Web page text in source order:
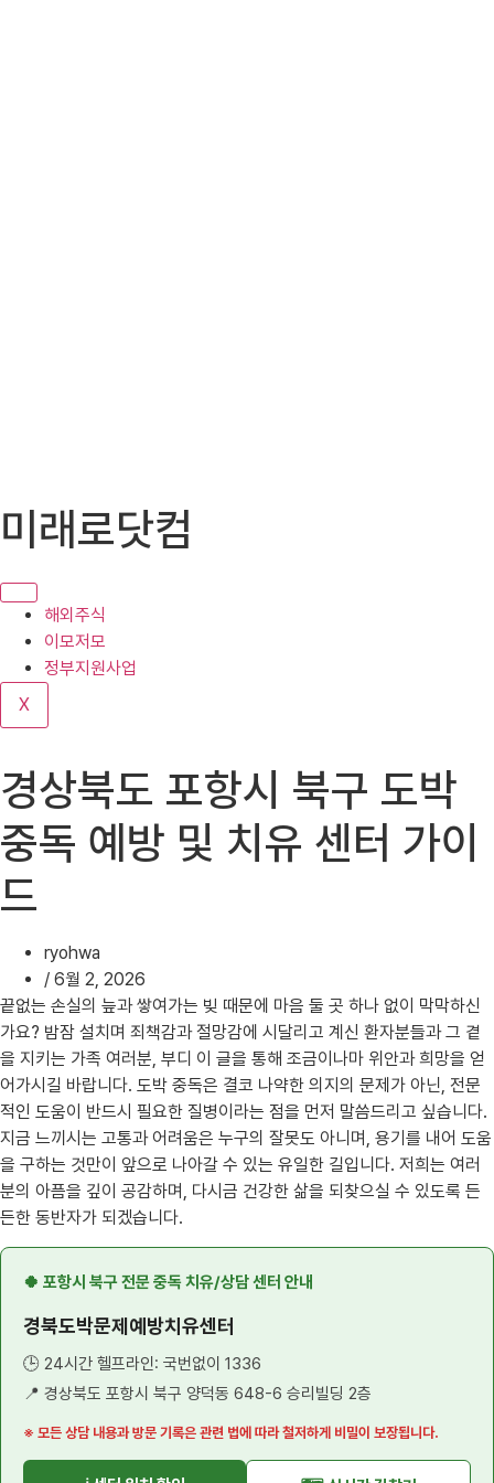
텐
로
기
미래로닷컴
해외주식
이모저모
정부지원사업
X
경상북도 포항시 북구 도박
중독 예방 및 치유 센터 가이
드
ryohwa
/ 6월 2, 2026
끝없는 손실의 늪과 쌓여가는 빚 때문에 마음 둘 곳 하나 없이 막막하신
가요? 밤잠 설치며 죄책감과 절망감에 시달리고 계신 환자분들과 그 곁
을 지키는 가족 여러분, 부디 이 글을 통해 조금이나마 위안과 희망을 얻
어가시길 바랍니다. 도박 중독은 결코 나약한 의지의 문제가 아닌, 전문
적인 도움이 반드시 필요한 질병이라는 점을 먼저 말씀드리고 싶습니다.
지금 느끼시는 고통과 어려움은 누구의 잘못도 아니며, 용기를 내어 도움
을 구하는 것만이 앞으로 나아갈 수 있는 유일한 길입니다. 저희는 여러
분의 아픔을 깊이 공감하며, 다시금 건강한 삶을 되찾으실 수 있도록 든
든한 동반자가 되겠습니다.
🍀 포항시 북구 전문 중독 치유/상담 센터 안내
경북도박문제예방치유센터
🕒 24시간 헬프라인: 국번없이 1336
📍 경상북도 포항시 북구 양덕동 648-6 승리빌딩 2층
※ 모든 상담 내용과 방문 기록은 관련 법에 따라 철저하게 비밀이 보장됩니다.